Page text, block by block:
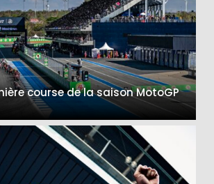
course de la saison MotoGP